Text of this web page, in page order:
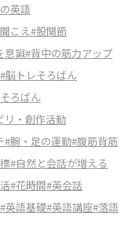
英語
こえ#股関節
意識#背中の筋力アップ
#脳トレそろばん
ろばん
リ・創作活動
#腕・足の運動#腹筋背筋
#自然と会話が増える
#花時間#英会話
#英語基礎#英語講座#落語